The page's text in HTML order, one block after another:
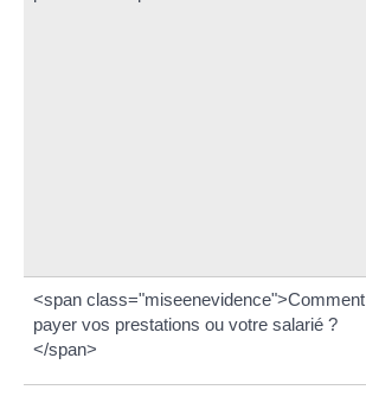
<span class="miseenevidence">Comment
payer vos prestations ou votre salarié ?
</span>